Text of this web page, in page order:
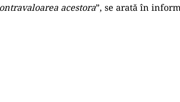
acestora”, se arată în